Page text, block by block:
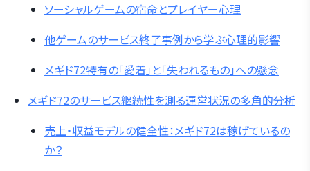
ソーシャルゲームの宿命とプレイヤー心理
他ゲームのサービス終了事例から学ぶ心理的影響
メギド72特有の「愛着」と「失われるもの」への懸念
メギド72のサービス継続性を測る運営状況の多角的分析
売上・収益モデルの健全性：メギド72は稼げているの
か？